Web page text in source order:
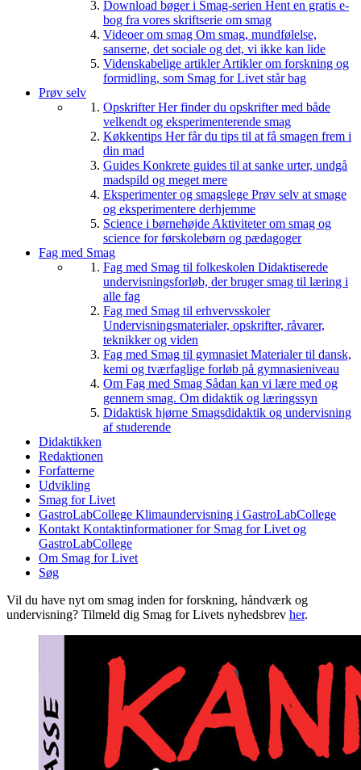
Download bøger i Smag-serien Hent en gratis e-
bog fra vores skriftserie om smag
Videoer om smag Om smag, mundfølelse,
sanserne, det sociale og det, vi ikke kan lide
Videnskabelige artiklerArtikler om forskning og
formidling, som Smag for Livet står bag
Prøv selv
OpskrifterHer finder du opskrifter med både
velkendt og eksperimenterende smag
Køkkentips Her får du tips til at få smagen frem i
din mad
Guides Konkrete guides til at sanke urter, undgå
madspild og meget mere
Eksperimenter og smagslege Prøv selv at smage
og eksperimentere derhjemme
Science i børnehøjde Aktiviteter om smag og
science for førskolebørn og pædagoger
Fag med Smag
Fag med Smag til folkeskolen Didaktiserede
undervisningsforløb, der bruger smag til læring i
alle fag
Fag med Smag til erhvervsskoler
Undervisningsmaterialer, opskrifter, råvarer,
teknikker og viden
Fag med Smag til gymnasiet Materialer til dansk,
kemi og tværfaglige forløb på gymnasieniveau
Om Fag med Smag Sådan kan vi lære med og
gennem smag. Om didaktik og læringssyn
Didaktisk hjørne Smagsdidaktik og undervisning
af studerende
Didaktikken
Redaktionen
Forfatterne
Udvikling
Smag for Livet
GastroLabCollege Klimaundervisning i GastroLabCollege
Kontakt Kontaktinformationer for Smag for Livet og
GastroLabCollege
Om Smag for Livet
Søg
Vil du have nyt om smag inden for forskning, håndværk og
undervisning? Tilmeld dig Smag for Livets nyhedsbrev her.